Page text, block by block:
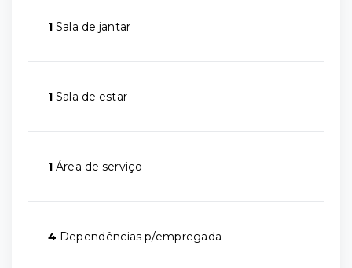
1 Sala de jantar
1 Sala de estar
1 Área de serviço
4 Dependências p/empregada